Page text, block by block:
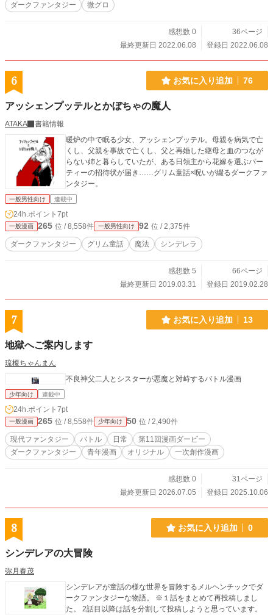
ダークファンタジー 微グロ
感想数 0
36ページ
最終更新日 2022.06.08
登録日 2022.06.08
6 お気に入り追加 76
アッシェンプッテルとかぼちゃの魔人
ATAKA
書籍情報
暖炉の中で眠る少女、アッシェンプッテル。母親を病気で亡
くし、父親を事故で亡くし、父と再婚した継母と血のつなが
らない姉と暮らしていたが、ある日領主から花嫁を選ぶパー
ティーの招待状が届き……グリム童話×呪いが綴るダークファ
ンタジー。
一般男性向け 連載中
24h.ポイント 7pt
一般漫画 265 位 / 8,558件 一般男性向け 92 位 / 2,375件
ダークファンタジー グリム童話 魔法 シンデレラ
感想数 5
66ページ
最終更新日 2019.03.31
登録日 2019.02.28
7 お気に入り追加 13
地獄へご案内します
琉榎ちゃんまん
不良神父二人とシスターが悪魔と対峙するバトル漫画
少年向け 連載中
24h.ポイント 7pt
一般漫画 265 位 / 8,558件 少年向け 50 位 / 2,490件
現代ファンタジー バトル 日常
第11回漫画ダービー
ダークファンタジー
青年漫画 オリジナル 一次創作漫画
感想数 0
31ページ
最終更新日 2026.07.05
登録日 2025.10.06
8 お気に入り追加 0
シンデレアの大冒険
弥月春茂
シンデレアが童話の様な世界を冒険するメルヘンチックでダ
ークファンタジーな物語。 ※１話をまとめて再投稿しまし
た。 2話目以降は話を分割して投稿しようと思っています。